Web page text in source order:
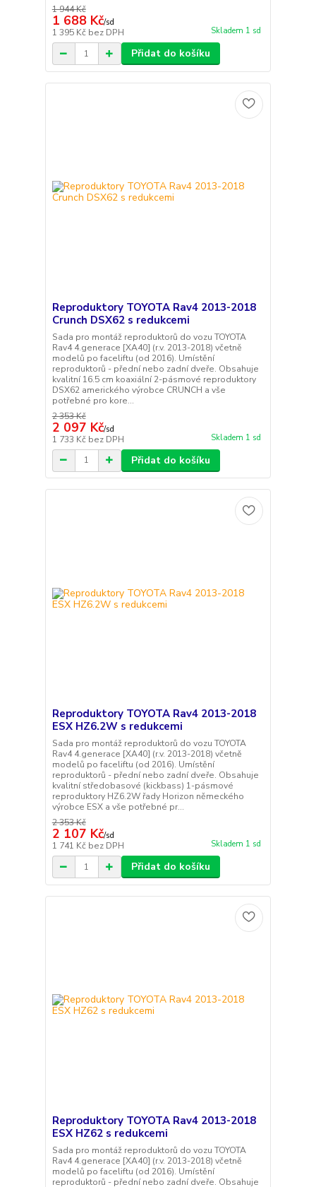
1 944 Kč
1 688 Kč/sd
1 395 Kč bez DPH Skladem 1 sd
Přidat do košíku
Reproduktory TOYOTA Rav4 2013-2018
Crunch DSX62 s redukcemi
Sada pro montáž reproduktorů do vozu TOYOTA
Rav4 4.generace [XA40] (r.v. 2013-2018) včetně
modelů po faceliftu (od 2016). Umístění
reproduktorů - přední nebo zadní dveře. Obsahuje
kvalitní 16.5 cm koaxiální 2-pásmové reproduktory
DSX62 amerického výrobce CRUNCH a vše
potřebné pro kore...
2 353 Kč
2 097 Kč/sd
1 733 Kč bez DPH Skladem 1 sd
Přidat do košíku
Reproduktory TOYOTA Rav4 2013-2018
ESX HZ6.2W s redukcemi
Sada pro montáž reproduktorů do vozu TOYOTA
Rav4 4.generace [XA40] (r.v. 2013-2018) včetně
modelů po faceliftu (od 2016). Umístění
reproduktorů - přední nebo zadní dveře. Obsahuje
kvalitní středobasové (kickbass) 1-pásmové
reproduktory HZ6.2W řady Horizon německého
výrobce ESX a vše potřebné pr...
2 353 Kč
2 107 Kč/sd
1 741 Kč bez DPH Skladem 1 sd
Přidat do košíku
Reproduktory TOYOTA Rav4 2013-2018
ESX HZ62 s redukcemi
Sada pro montáž reproduktorů do vozu TOYOTA
Rav4 4.generace [XA40] (r.v. 2013-2018) včetně
modelů po faceliftu (od 2016). Umístění
reproduktorů - přední nebo zadní dveře. Obsahuje